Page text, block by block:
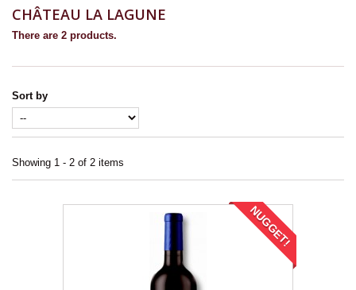
CHÂTEAU LA LAGUNE
There are 2 products.
Sort by
Showing 1 - 2 of 2 items
NUGGET!